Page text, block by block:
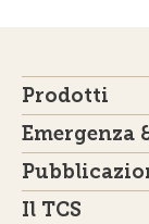
Prodotti
Emergenza
Il TCS